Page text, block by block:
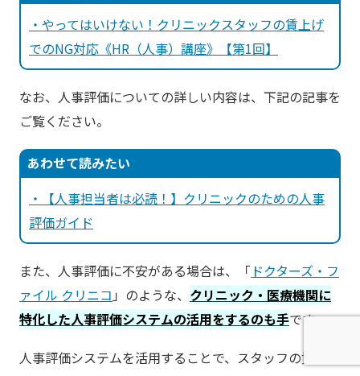
・やってはいけない！クリニックスタッフの賃上げ
でのNG対応《HR（人事）講座》【第1回】
なお、人事評価についての詳しい内容は、下記の記事を
ご覧ください。
あわせて読みたい
・【人事担当者は必読！】クリニックのための人事
評価ガイド
また、人事評価に不安がある場合は、「 ドクターズ・フ
ァイル クリニコ 」のような、 クリニック・医療機関に
特化した人事評価システムの活用をするのも手です。
人事評価システムを活用することで、スタッフの貢献度